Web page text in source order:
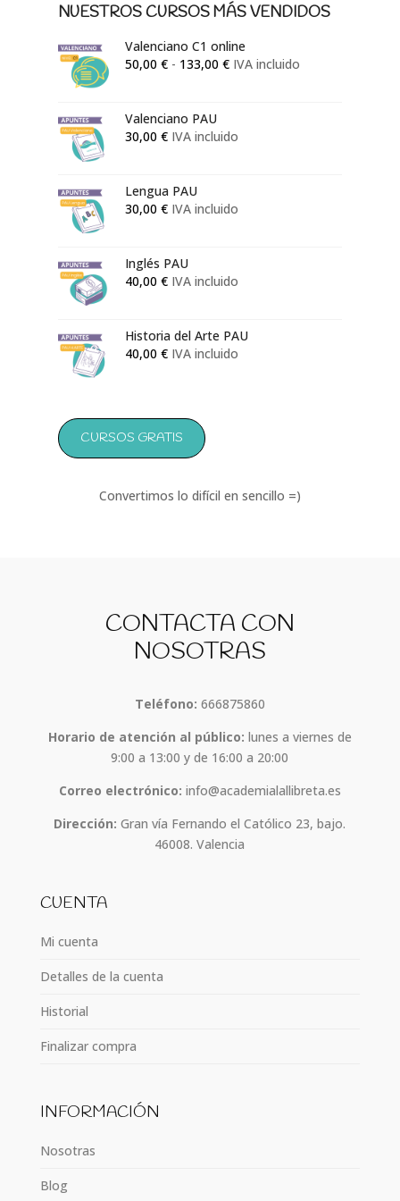
NUESTROS CURSOS MÁS VENDIDOS
Valenciano C1 online
50,00 € - 133,00 €Rango
50,00 €
IVA incluido
Valenciano PAU
30,00 € IVA incluido
Lengua PAU
30,00 € IVA incluido
Inglés PAU
40,00 € IVA incluido
Historia del Arte PAU
40,00 € IVA incluido
CURSOS GRATIS
Convertimos lo difícil en sencillo =)
CONTACTA CON
NOSOTRAS
Teléfono: 666875860
Horario de atención al público: lunes a viernes de
9:00 a 13:00 y de 16:00 a 20:00
Correo electrónico: info@academialallibreta.es
Dirección: Gran vía Fernando el Católico 23, bajo.
46008. Valencia
CUENTA
Mi cuenta
Detalles de la cuenta
Historial
Finalizar compra
INFORMACIÓN
Nosotras
Blog